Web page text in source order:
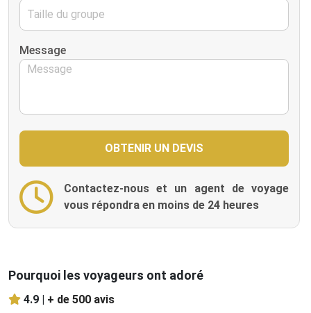
Message
Contactez-nous et un agent de voyage
vous répondra en moins de 24 heures
Pourquoi les voyageurs ont adoré
4.9 | + de 500 avis